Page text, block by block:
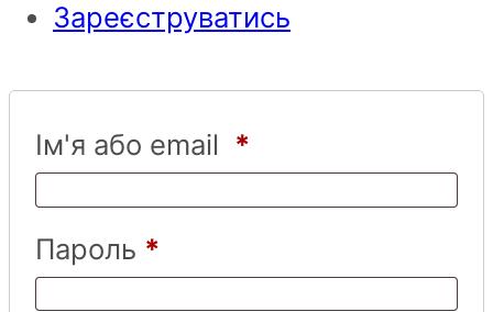
Зареєструватись
Ім'я або email *
Пароль *